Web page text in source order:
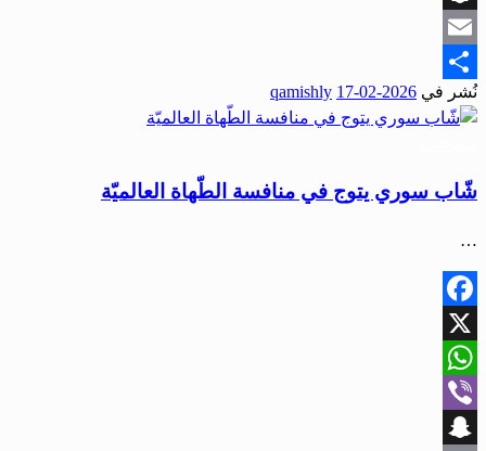
Snapchat
Email
Share
نُشر في 2026-02-17
qamishly
شّاب سوري يتوج في منافسة الطّهاة العالميّة
…
Facebook
X
WhatsApp
Viber